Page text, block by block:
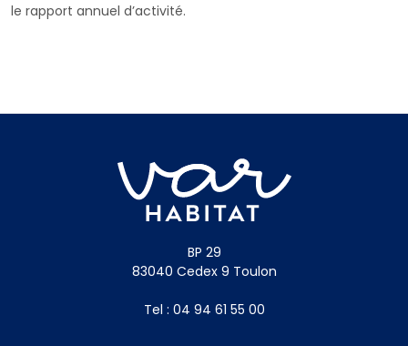
le rapport annuel d’activité.
BP 29
83040 Cedex 9 Toulon
Tel : 04 94 61 55 00